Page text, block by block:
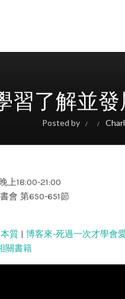
習了解並
Posted by
上18:00-21:00
會 第650-651節
質 | 博客來-死過一次才學會
關書籍